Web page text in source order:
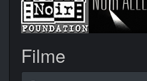
Filme